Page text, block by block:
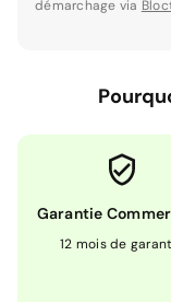
démarchage via
Garantie
12 mois de